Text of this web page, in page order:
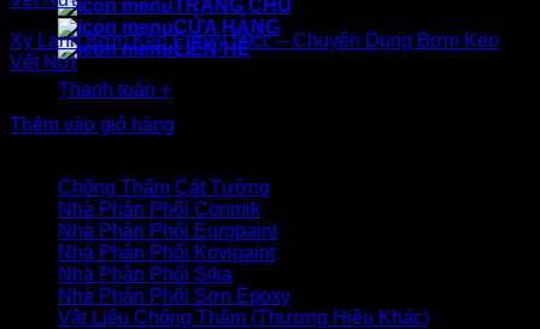
TRANG CHỦ
CỬA HÀNG
LIÊN HỆ
Thanh toán +
Xy Lanh Bơm Keo Epoxy 50cc – Chuyên Dụng Bơm Keo
Vết Nứt
14.000₫
Thêm vào giỏ hàng
Chống Thấm Cát Tường
Nhà Phân Phối Conmik
Nhà Phân Phối Europaint
Nhà Phân Phối Kovipaint
Nhà Phân Phối Sika
Nhà Phân Phối Sơn Epoxy
Vật Liệu Chống Thấm (Thương Hiệu Khác)